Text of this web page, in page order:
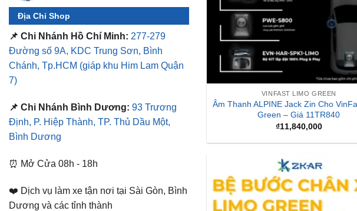
Địa Chỉ Shop
📌 Chi Nhánh Hồ Chí Minh: 277-279
Đường số 9A, KDC Trung Sơn, Bình
Chánh, Tp.HCM (giáp khu Him Lam Quận
7)
📌 Chi Nhánh Bình Dương: 93 Trương
Định, P. Hiệp Thành, TP. Thủ Dầu Một,
Bình Dương
⏰ Mở Cửa 08h - 18h
❤️ Dịch vụ làm xe tận nơi tại Sài Gòn, Bình
Dương và các tỉnh thành
VINFAST LIMO GREEN
Âm Thanh ALPINE Jack Zin Cho
Green – Giá 11TR840
₫11,840,000